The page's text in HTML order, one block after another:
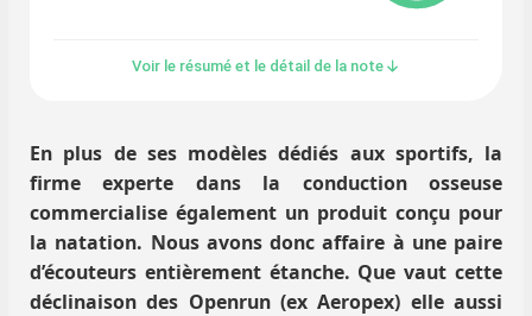
Voir le résumé et le détail de la note
En plus de ses modèles dédiés aux sportifs, la
firme experte dans la conduction osseuse
commercialise également un produit conçu pour
la natation. Nous avons donc affaire à une paire
d’écouteurs entièrement étanche. Que vaut cette
déclinaison des Openrun (ex Aeropex) elle aussi